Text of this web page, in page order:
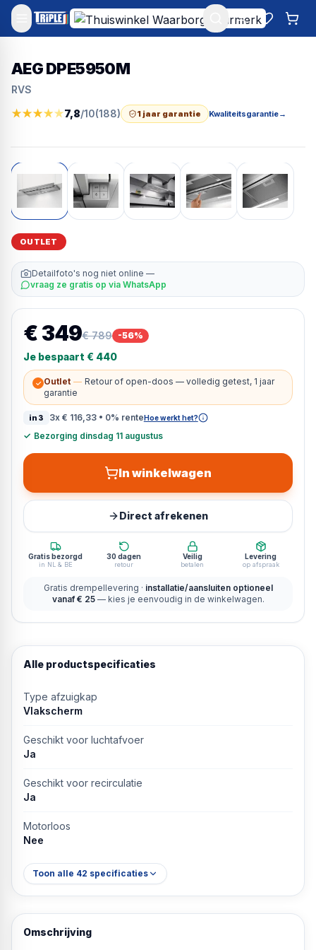
Mijn account
AEG DPE5950M
RVS
★★★★★7,8/10(188) 1 jaar garantie Kwaliteitsgarantie→
OUTLET
Detailfoto's nog niet online —
vraag ze gratis op via WhatsApp
€ 349€ 789 -56%
Je bespaart € 440
✓ Outlet — Retour of open-doos — volledig getest, 1 jaar
garantie
in3 3x € 116,33• 0% renteHoe werkt het?
✓ Bezorging dinsdag 11 augustus
In winkelwagen
Direct afrekenen
Gratis bezorgd
in NL & BE
30 dagen
retour
Veilig
betalen
Levering
op afspraak
Gratis drempellevering · installatie/aansluiten optioneel
vanaf € 25 — kies je eenvoudig in de winkelwagen.
Alle productspecificaties
Type afzuigkap
Vlakscherm
Geschikt voor luchtafvoer
Ja
Geschikt voor recirculatie
Ja
Motorloos
Nee
Toon alle 42 specificaties
Omschrijving